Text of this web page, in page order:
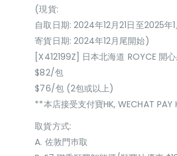
(現貨:
自取日期: 2024年12月21日至2025年1
寄貨日期: 2024年12月尾開始)
[X412199Z] 日本北海道 ROYCE 開
$82/包
$76/包 (2包或以上)
**本店接受支付寶HK, WECHAT
取貨方式:
A. 佐敦門巿取